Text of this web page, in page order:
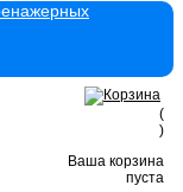
(
)
Ваша корзина
пуста